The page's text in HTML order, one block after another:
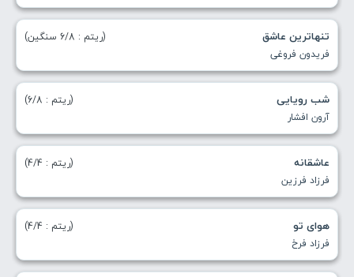
تنهاترین عاشق
فریدون فروغی
(ریتم : 6/8 سنگین)
شب رویایی
آرون افشار
(ریتم : 6/8)
عاشقانه
فرزاد فرزین
(ریتم : 4/4)
هوای تو
فرزاد فرخ
(ریتم : 4/4)